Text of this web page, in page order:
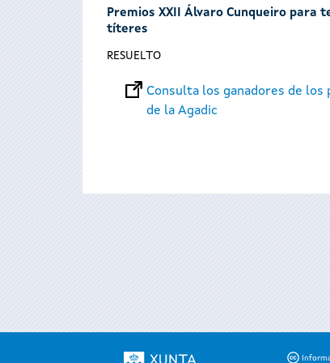
Premios XXII Álvaro Cunqueiro
títeres
RESUELTO
Consulta los ganadores de
de la Agadic